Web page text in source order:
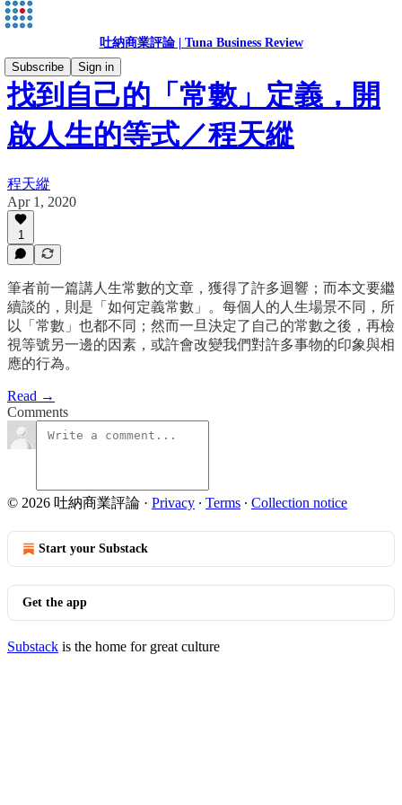
吐納商業評論 | Tuna Business Review
Subscribe
Sign in
找到自己的「常數」定義，開
啟人生的等式／程天縱
程天縱
Apr 1, 2020
1
筆者前一篇講人生常數的文章，獲得了許多迴響；而本文要繼
續談的，則是「如何定義常數」。每個人的人生場景不同，所
以「常數」也都不同；然而一旦決定了自己的常數之後，再檢
視等號另一邊的因素，或許會改變我們對許多事物的印象與相
應的行為。
Read →
Comments
© 2026 吐納商業評論 · Privacy ∙ Terms ∙ Collection notice
Start your Substack
Get the app
Substack is the home for great culture